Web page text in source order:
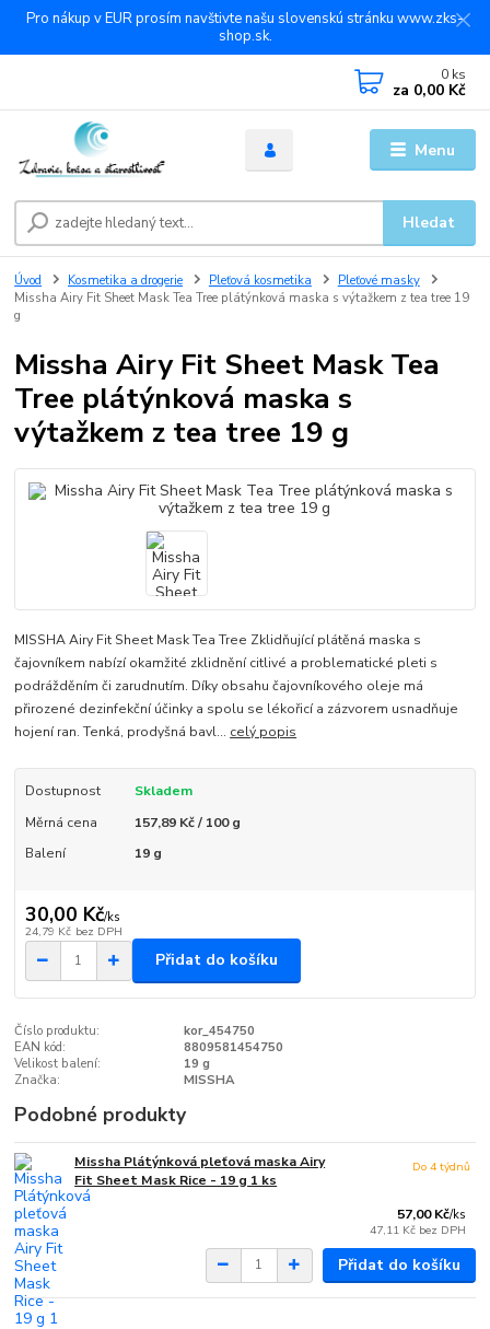
Pro nákup v EUR prosím navštivte našu slovenskú stránku www.zks-
shop.sk.
Menu
Hledat
0 ks
za 0,00 Kč
Úvod Kosmetika a drogerie Pleťová kosmetika
Pleťové masky
Missha Airy Fit Sheet Mask Tea Tree plátýnková maska s výtažkem z tea tree 19
g
Missha Airy Fit Sheet Mask Tea
Tree plátýnková maska s
výtažkem z tea tree 19 g
MISSHA Airy Fit Sheet Mask Tea Tree Zklidňující plátěná maska ​​s
čajovníkem nabízí okamžité zklidnění citlivé a problematické pleti s
podrážděním či zarudnutím. Díky obsahu čajovníkového oleje má
přirozené dezinfekční účinky a spolu se lékořicí a zázvorem usnadňuje
hojení ran. Tenká, prodyšná bavl... celý popis
Dostupnost
Skladem
Měrná cena
157,89 Kč / 100 g
Balení
19 g
30,00 Kč/ks
24,79 Kč bez DPH
Přidat do košíku
Číslo produktu:
kor_454750
EAN kód:
8809581454750
Velikost balení:
19 g
Značka:
MISSHA
Podobné produkty
Missha Plátýnková pleťová maska Airy
Fit Sheet Mask Rice - 19 g 1 ks
57,00 Kč/ks
47,11 Kč bez DPH
Do 4 týdnů
Přidat do košíku